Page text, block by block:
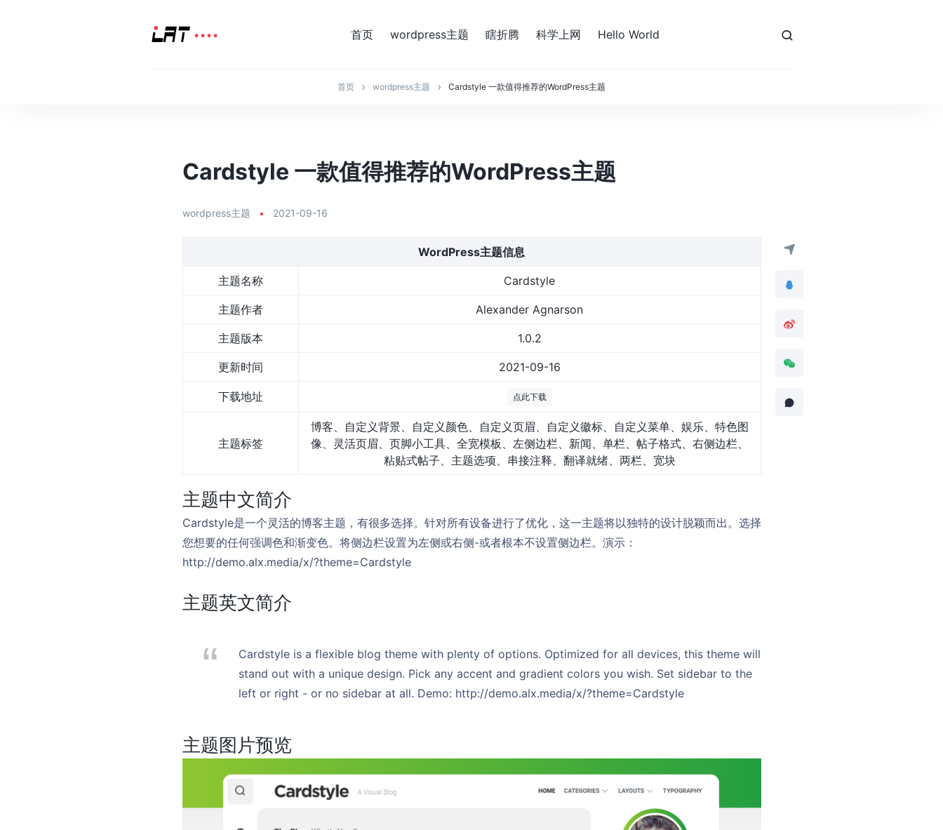
首页 wordpress主题 瞎折腾 科学上网 Hello World
首页 wordpress主题 Cardstyle 一款值得推荐的WordPress主题
Cardstyle 一款值得推荐的WordPress主题
wordpress主题 • 2021-09-16
WordPress主题信息
主题名称 Cardstyle
主题作者 Alexander Agnarson
主题版本 1.0.2
更新时间 2021-09-16
下载地址 点此下载
主题标签
博客、自定义背景、自定义颜色、自定义页眉、自定义徽标、自定义菜单、娱乐、特色图
像、灵活页眉、页脚小工具、全宽模板、左侧边栏、新闻、单栏、帖子格式、右侧边栏、
粘贴式帖子、主题选项、串接注释、翻译就绪、两栏、宽块
主题中文简介
Cardstyle是一个灵活的博客主题，有很多选择。针对所有设备进行了优化，这一主题将以独特的设计脱颖而出。选择
您想要的任何强调色和渐变色。将侧边栏设置为左侧或右侧-或者根本不设置侧边栏。演示：
http://demo.alx.media/x/?theme=Cardstyle
主题英文简介
Cardstyle is a flexible blog theme with plenty of options. Optimized for all devices, this theme will
stand out with a unique design. Pick any accent and gradient colors you wish. Set sidebar to the
left or right - or no sidebar at all. Demo: http://demo.alx.media/x/?theme=Cardstyle
主题图片预览